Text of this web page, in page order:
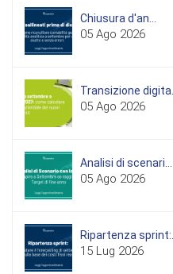
Chiusura d'an...
05 Ago 2026
Transizione digita...
05 Ago 2026
Analisi di scenari...
05 Ago 2026
Ripartenza sprint:...
15 Lug 2026